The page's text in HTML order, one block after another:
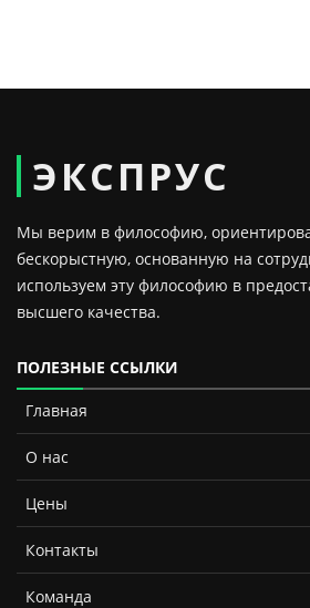
ЭКСПРУС
Мы верим в философию,
бескорыстную, основанную на
используем эту философию в
высшего качества.
ПОЛЕЗНЫЕ ССЫЛКИ
Главная
О нас
Цены
Контакты
Команда